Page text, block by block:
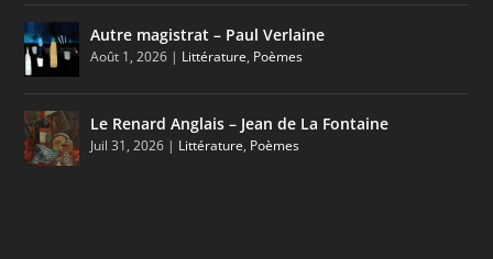
Autre magistrat – Paul Verlaine
Août 1, 2026 | Littérature, Poèmes
Le Renard Anglais – Jean de La Fontaine
Juil 31, 2026 | Littérature, Poèmes